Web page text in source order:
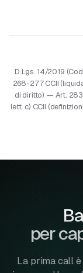
D.Lgs. 14/2019
268-277 CCII
di diritto) — Art. 283
lett. c) CCII
per
La prima call